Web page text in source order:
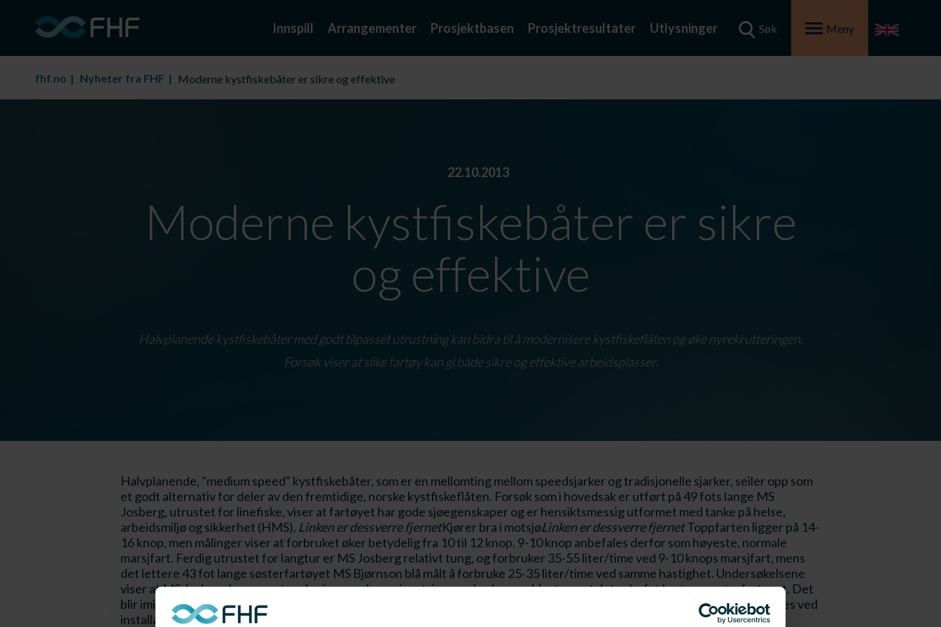
Innspill Arrangementer Prosjektbasen Prosjektresultater Utlysninger Søk Meny
fhf.no Nyheter fra FHF Moderne kystfiskebåter er sikre og effektive
22.10.2013
Moderne kystfiskebåter er sikre
og effektive
Halvplanende kystfiskebåter med godt tilpasset utrustning kan bidra til å modernisere kystfiskeflåten og øke nyrekrutteringen.
Forsøk viser at slike fartøy kan gi både sikre og effektive arbeidsplasser.
Halvplanende, "medium speed" kystfiskebåter, som er en mellomting mellom speedsjarker og tradisjonelle sjarker, seiler opp som
et godt alternativ for deler av den fremtidige, norske kystfiskeflåten. Forsøk som i hovedsak er utført på 49 fots lange MS
Josberg, utrustet for linefiske, viser at fartøyet har gode sjøegenskaper og er hensiktsmessig utformet med tanke på helse,
arbeidsmiljø og sikkerhet (HMS). Linken er dessverre fjernetKjører bra i motsjøLinken er dessverre fjernetToppfarten ligger på 14-
16 knop, men målinger viser at forbruket øker betydelig fra 10 til 12 knop. 9-10 knop anbefales derfor som høyeste, normale
marsjfart. Ferdig utrustet for langtur er MS Josberg relativt tung, og forbruker 35-55 liter/time ved 9-10 knops marsjfart, mens
det lettere 43 fot lange søsterfartøyet MS Bjørnson blå målt å forbruke 25-35 liter/time ved samme hastighet. Undersøkelsene
viser at MS Josberg har meget gode sjøegenskaper i motsjø - noe bedre enn blant annet det seks fot kortere søsterfartøyet. Det
blir imidlertid bemerket at båttypen har relativt krappe rullebevegelser i sidesjø. Disse bevegelsene kan potensielt reduseres ved
installasjon av rulledempingstank, noe som også er utført i ettertid med godt resultat, ifølge skipperen.
Linken er dessverre